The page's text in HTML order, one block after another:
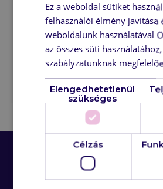
our vendors and our
events.
Contact form not
Ez a weboldal sütiket
felhasználói élmény javítása
weboldalunk használatával
az összes süti
szabályzatunknak
Elengedhetetlenül
szükséges
Célzás